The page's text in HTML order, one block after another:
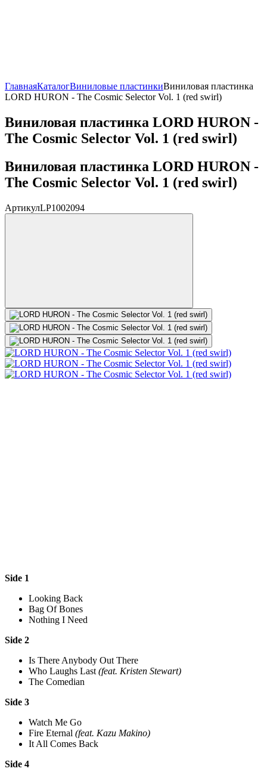
ГлавнаяКаталогВиниловые пластинкиВиниловая пластинка
LORD HURON - The Cosmic Selector Vol. 1 (red swirl)
Виниловая пластинка LORD HURON -
The Cosmic Selector Vol. 1 (red swirl)
Виниловая пластинка LORD HURON -
The Cosmic Selector Vol. 1 (red swirl)
АртикулLP1002094
Side 1
Looking Back
Bag Of Bones
Nothing I Need
Side 2
Is There Anybody Out There
Who Laughs Last (feat. Kristen Stewart)
The Comedian
Side 3
Watch Me Go
Fire Eternal (feat. Kazu Makino)
It All Comes Back
Side 4